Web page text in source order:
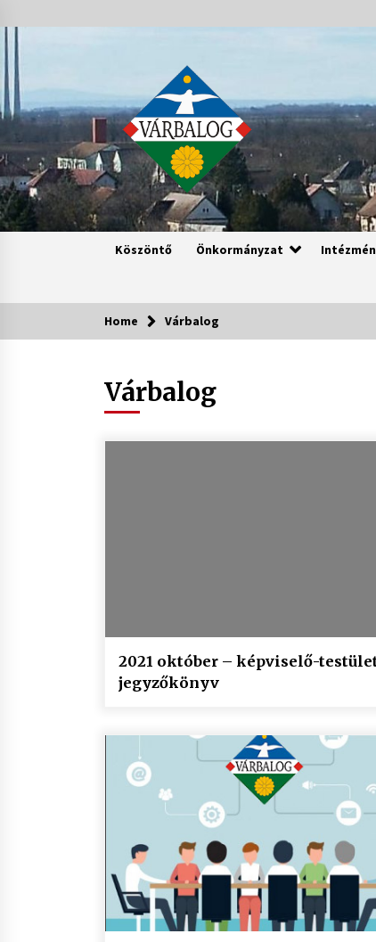
to
content
Köszöntő Önkormányzat
Home Várbalog
Várbalog
2021 október – képviselő-
jegyzőkönyv